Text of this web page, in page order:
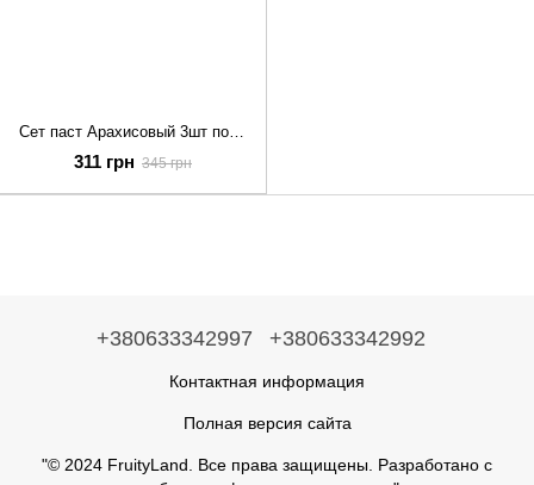
Сет паст Арахисовый 3шт по 300 г
311 грн 345 грн
+380633342997 +380633342992
Контактная информация
Полная версия сайта
"© 2024 FruityLand. Все права защищены. Разработано с